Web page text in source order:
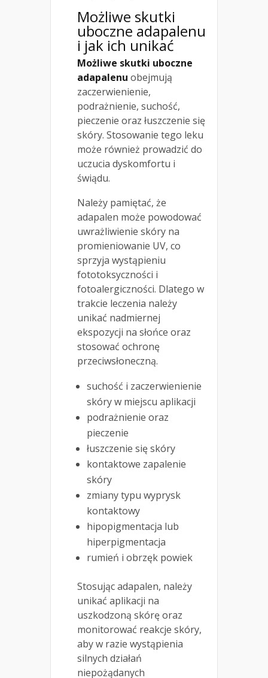
Możliwe skutki
uboczne adapalenu
i jak ich unikać
Możliwe skutki uboczne
adapalenu obejmują
zaczerwienienie,
podrażnienie, suchość,
pieczenie oraz łuszczenie się
skóry. Stosowanie tego leku
może również prowadzić do
uczucia dyskomfortu i
świądu.
Należy pamiętać, że
adapalen może powodować
uwrażliwienie skóry na
promieniowanie UV, co
sprzyja wystąpieniu
fototoksyczności i
fotoalergiczności. Dlatego w
trakcie leczenia należy
unikać nadmiernej
ekspozycji na słońce oraz
stosować ochronę
przeciwsłoneczną.
suchość i zaczerwienienie
skóry w miejscu aplikacji
podrażnienie oraz
pieczenie
łuszczenie się skóry
kontaktowe zapalenie
skóry
zmiany typu wyprysk
kontaktowy
hipopigmentacja lub
hiperpigmentacja
rumień i obrzęk powiek
Stosując adapalen, należy
unikać aplikacji na
uszkodzoną skórę oraz
monitorować reakcje skóry,
aby w razie wystąpienia
silnych działań
niepożądanych